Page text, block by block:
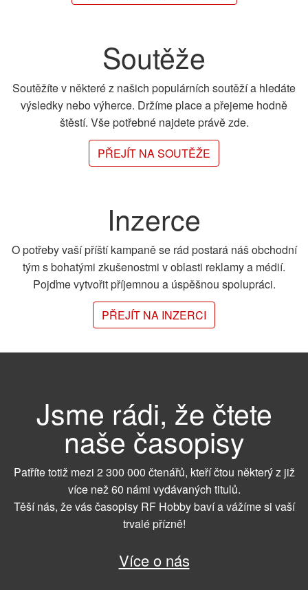
Soutěže
Soutěžíte v některé z našich populárních soutěží a hledáte
výsledky nebo výherce. Držíme place a přejeme hodně
štěstí. Vše potřebné najdete právě zde.
PŘEJÍT NA SOUTĚŽE
Inzerce
O potřeby vaší příští kampaně se rád postará náš obchodní
tým s bohatými zkušenostmi v oblasti reklamy a médií.
Pojďme vytvořit příjemnou a úspěšnou spolupráci.
PŘEJÍT NA INZERCI
Jsme rádi, že čtete
naše časopisy
Patříte totiž mezi 2 300 000 čtenářů, kteří čtou některý z již
více než 60 námi vydávaných titulů.
Těší nás, že vás časopisy RF Hobby baví a vážíme si vaší
trvalé přízně!
Více o nás